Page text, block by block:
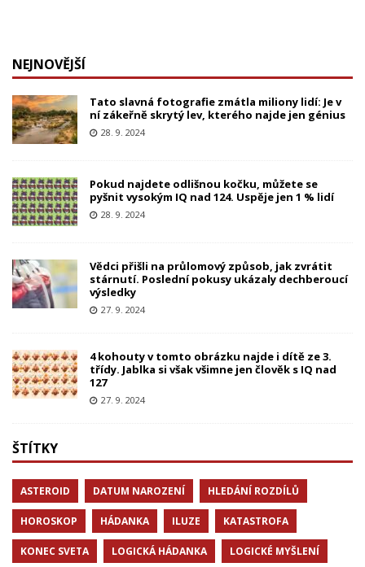
NEJNOVĚJŠÍ
Tato slavná fotografie zmátla miliony lidí: Je v
ní zákeřně skrytý lev, kterého najde jen génius
28. 9. 2024
Pokud najdete odlišnou kočku, můžete se
pyšnit vysokým IQ nad 124. Uspěje jen 1 % lidí
28. 9. 2024
Vědci přišli na průlomový způsob, jak zvrátit
stárnutí. Poslední pokusy ukázaly dechberoucí
výsledky
27. 9. 2024
4 kohouty v tomto obrázku najde i dítě ze 3.
třídy. Jablka si však všimne jen člověk s IQ nad
127
27. 9. 2024
ŠTÍTKY
ASTEROID DATUM NAROZENÍ HLEDÁNÍ ROZDÍLŮ
HOROSKOP HÁDANKA ILUZE KATASTROFA
KONEC SVETA LOGICKÁ HÁDANKA LOGICKÉ MYŠLENÍ